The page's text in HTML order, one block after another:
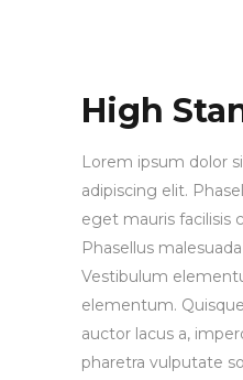
High
Lorem ipsum dolor
adipiscing elit.
eget mauris facilisis
Phasellus
Vestibulum
elementum.
auctor lacus a,
pharetra vulputate